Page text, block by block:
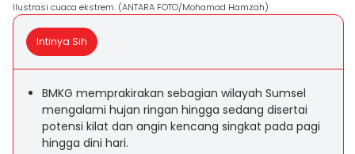
Ilustrasi cuaca ekstrem. (ANTARA FOTO/Mohamad Hamzah)
Intinya Sih
BMKG memprakirakan sebagian wilayah Sumsel
mengalami hujan ringan hingga sedang disertai
potensi kilat dan angin kencang singkat pada pagi
hingga dini hari.